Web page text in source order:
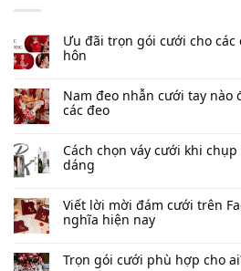
Ưu đãi trọn gói cưới cho
hôn
Nam đeo nhẫn cưới tay nào
các đeo
Cách chọn váy cưới khi
dáng
Viết lời mời đám cưới trên
nghĩa hiện nay
Trọn gói cưới phù hợp cho